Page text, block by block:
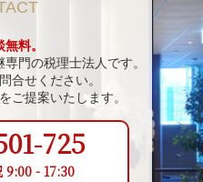
料。
門の税理士法人です。
合せください。
ご提案いたします。
725
9:00 - 17:30